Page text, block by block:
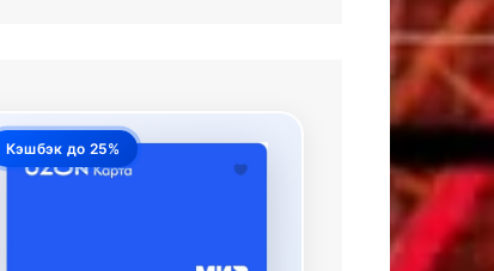
Кэшбэк до 25%